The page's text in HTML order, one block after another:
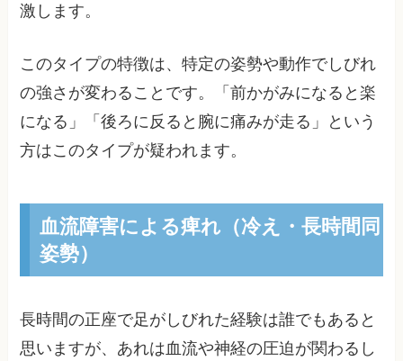
激します。
このタイプの特徴は、特定の姿勢や動作でしびれ
の強さが変わることです。「前かがみになると楽
になる」「後ろに反ると腕に痛みが走る」という
方はこのタイプが疑われます。
血流障害による痺れ（冷え・長時間同
姿勢）
長時間の正座で足がしびれた経験は誰でもあると
思いますが、あれは血流や神経の圧迫が関わるし